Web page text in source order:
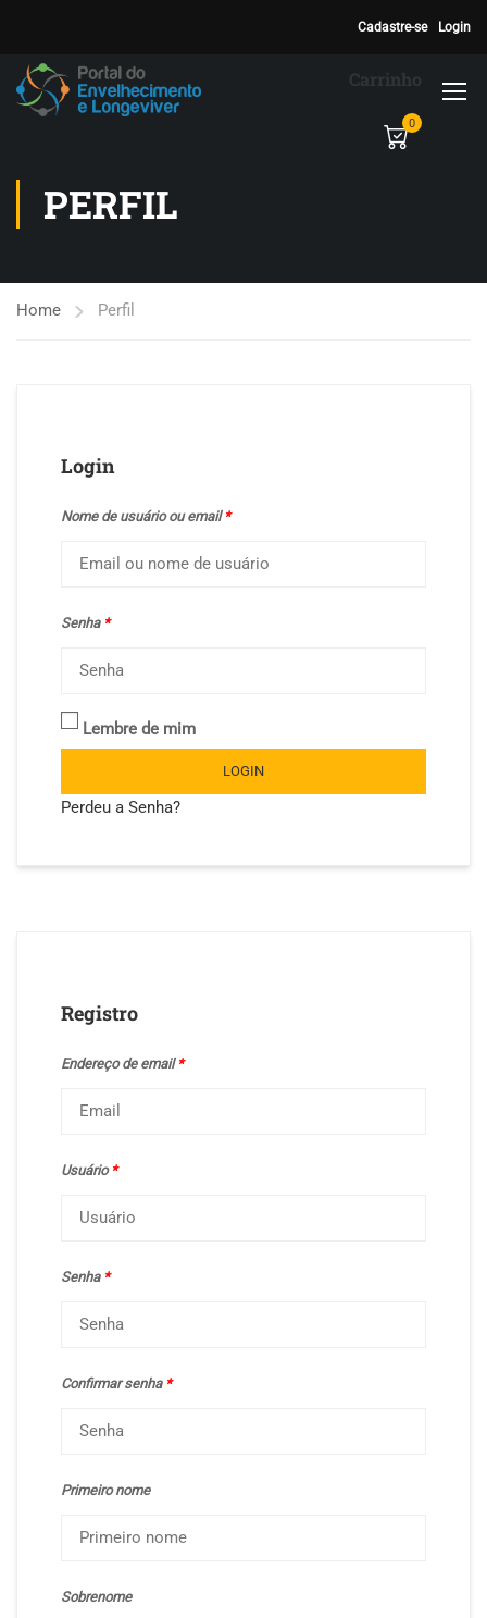
Cadastre-se Login
Carrinho
0
PERFIL
Home Perfil
Login
Nome de usuário ou email *
Senha *
Lembre de mim
LOGIN
Perdeu a Senha?
Registro
Endereço de email *
Usuário *
Senha *
Confirmar senha *
Primeiro nome
Sobrenome